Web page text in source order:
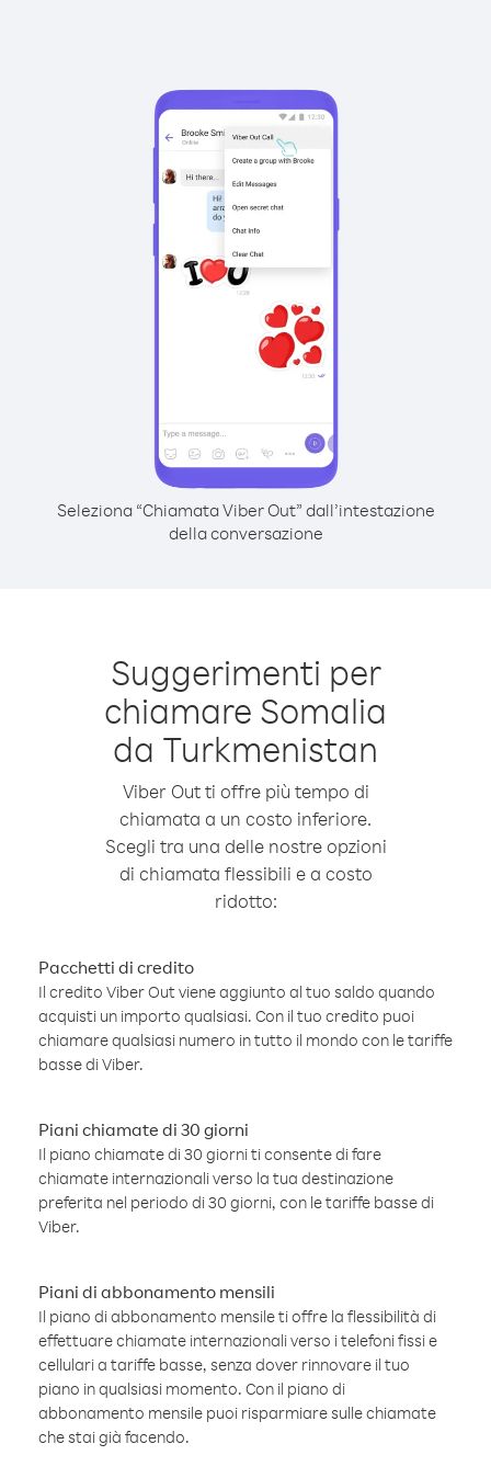
Seleziona “Chiamata Viber Out” dall’intestazione
della conversazione
Suggerimenti per
chiamare Somalia
da Turkmenistan
Viber Out ti offre più tempo di
chiamata a un costo inferiore.
Scegli tra una delle nostre opzioni
di chiamata flessibili e a costo
ridotto:
Pacchetti di credito
Il credito Viber Out viene aggiunto al tuo saldo quando
acquisti un importo qualsiasi. Con il tuo credito puoi
chiamare qualsiasi numero in tutto il mondo con le tariffe
basse di Viber.
Piani chiamate di 30 giorni
Il piano chiamate di 30 giorni ti consente di fare
chiamate internazionali verso la tua destinazione
preferita nel periodo di 30 giorni, con le tariffe basse di
Viber.
Piani di abbonamento mensili
Il piano di abbonamento mensile ti offre la flessibilità di
effettuare chiamate internazionali verso i telefoni fissi e
cellulari a tariffe basse, senza dover rinnovare il tuo
piano in qualsiasi momento. Con il piano di
abbonamento mensile puoi risparmiare sulle chiamate
che stai già facendo.